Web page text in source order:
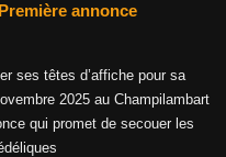
annonce
ses têtes d’affiche pour sa
2025 au Champilambart
qui promet de secouer les